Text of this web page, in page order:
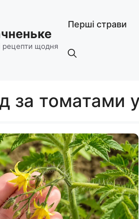
рецепти щодня
Перші страви
за томатами